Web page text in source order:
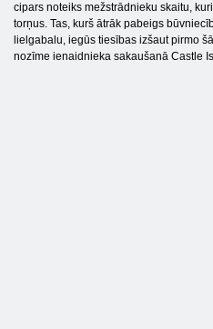
cipars noteiks mežstrādnieku skaitu,
torņus. Tas, kurš ātrāk pabeigs
lielgabalu, iegūs tiesības izšaut pirmo
nozīme ienaidnieka sakaušanā Castle